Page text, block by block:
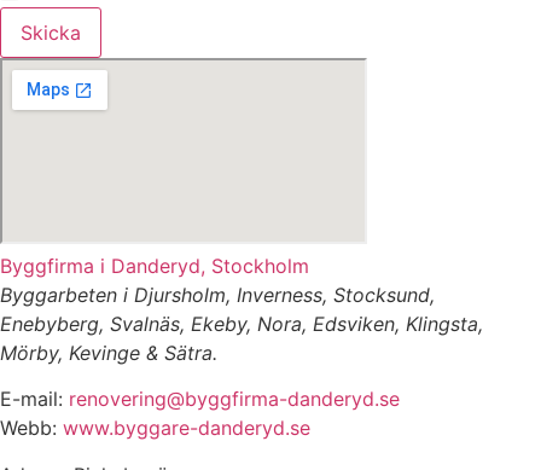
Skicka
Byggfirma i Danderyd, Stockholm
Byggarbeten i Djursholm, Inverness, Stocksund,
Enebyberg, Svalnäs, Ekeby, Nora, Edsviken, Klingsta,
Mörby, Kevinge & Sätra.
E-mail: renovering@byggfirma-danderyd.se
Webb: www.byggare-danderyd.se